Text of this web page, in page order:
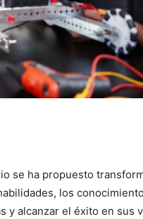
se ha propuesto
los
y alcanzar el éxito en sus